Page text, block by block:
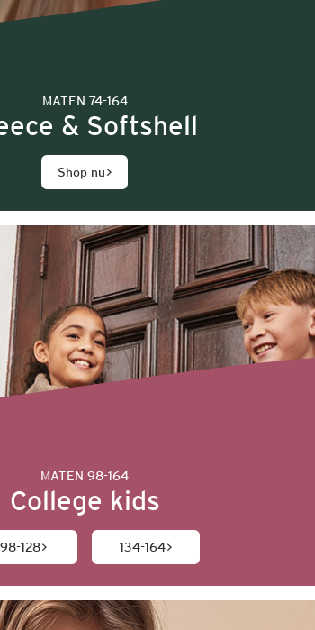
MATEN 74-164
& Softshell
Shop nu
MATEN 98-164
College kids
98-128 134-164